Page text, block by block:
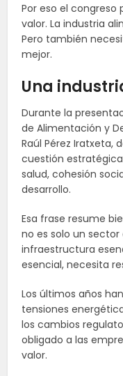
Por eso el congreso
valor. La industria
Pero también
mejor.
Una
Durante la
de Alimentación y
Raúl Pérez Iratxeta,
cuestión
salud, cohesión
desarrollo.
Esa frase resume
no es solo un
infraestructura
esencial, necesita
Los últimos años
tensiones
los cambios
obligado a las
valor.